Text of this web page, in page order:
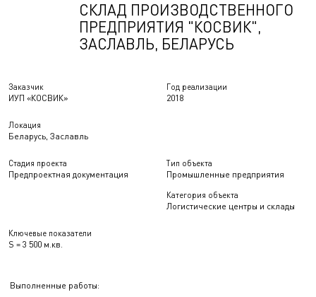
Заказчик
ИУП «КОСВИК»
Год реализации
2018
Локация
Беларусь, Заславль
Стадия проекта
Предпроектная документация
Тип объекта
Промышленные предприятия
Категория объекта
Логистические центры и склады
Ключевые показатели
S = 3 500 м.кв.
СКЛАД ПРОИЗВОДСТВЕННОГО
ПРЕДПРИЯТИЯ "КОСВИК",
ЗАСЛАВЛЬ, БЕЛАРУСЬ
Выполненные работы: